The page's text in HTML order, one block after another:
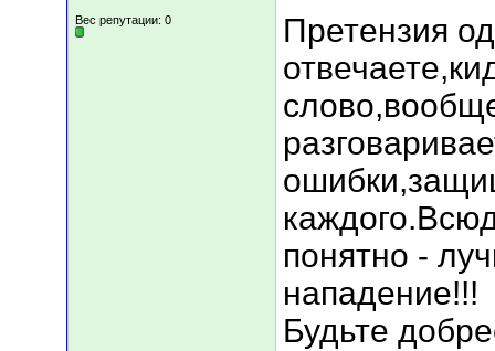
Вес репутации: 0
Претензия
понятно -
нападение!!!
Будьте